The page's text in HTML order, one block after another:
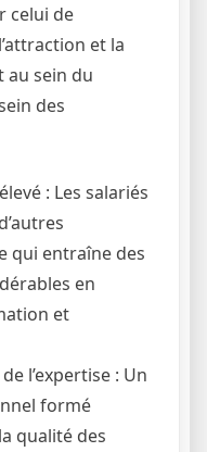
celui de
et la
au sein du
des
: Les salariés
qui entraîne des
en
et
l’expertise : Un
formé
qualité des